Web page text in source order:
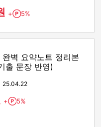
+ Point
5%
벽 요약노트 정리본
출 문장 반영)
25.04.22
+ Point
5%